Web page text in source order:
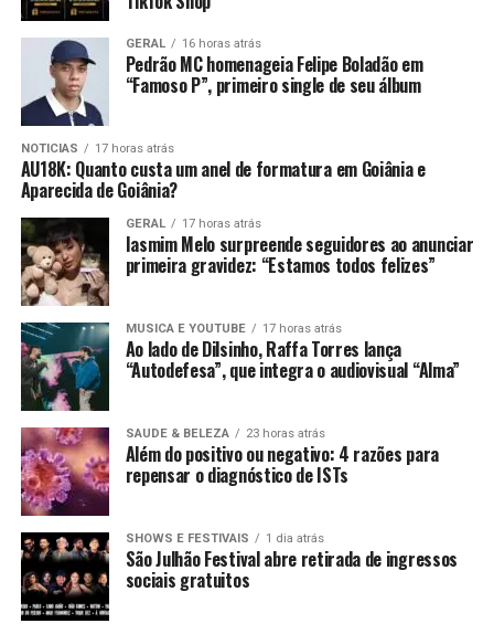
GERAL 16 horas atrás
Pedrão MC homenageia Felipe Boladão em
“Famoso P”, primeiro single de seu álbum
NOTICIAS 17 horas atrás
AU18K: Quanto custa um anel de formatura em Goiânia e
Aparecida de Goiânia?
GERAL 17 horas atrás
Iasmim Melo surpreende seguidores ao anunciar
primeira gravidez: “Estamos todos felizes”
MUSICA E YOUTUBE 17 horas atrás
Ao lado de Dilsinho, Raffa Torres lança
“Autodefesa”, que integra o audiovisual “Alma”
SAUDE & BELEZA 23 horas atrás
Além do positivo ou negativo: 4 razões para
repensar o diagnóstico de ISTs
SHOWS E FESTIVAIS 1 dia atrás
São Julhão Festival abre retirada de ingressos
sociais gratuitos